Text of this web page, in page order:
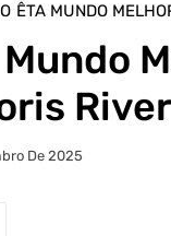
ÊTA MUNDO
River
De 2025